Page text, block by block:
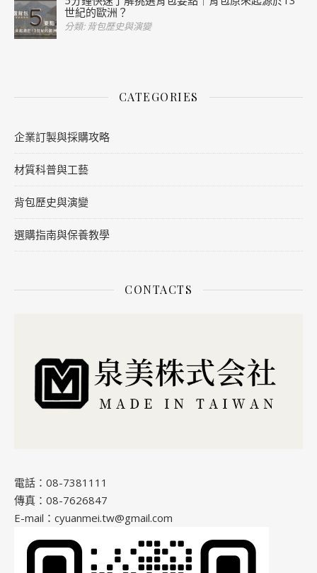
世紀的歐洲？
分類: 背包歷史與演變
CATEGORIES
企業訂製與採購攻略
材質科普與工藝
背包歷史與演變
選購指南與保養教學
CONTACTS
電話：08-7381111
傳真：08-7626847
E-mail：cyuanmei.tw@gmail.com